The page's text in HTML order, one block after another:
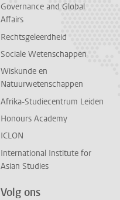
Governance and Global
Affairs
Rechtsgeleerdheid
Sociale Wetenschappen
Wiskunde en
Natuurwetenschappen
Afrika-Studiecentrum Leiden
Honours Academy
ICLON
International Institute for
Asian Studies
Volg ons